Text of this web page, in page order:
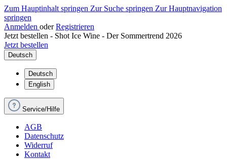
Zum Hauptinhalt springen Zur Suche springen Zur Hauptnavigation
springen
Anmelden oder Registrieren
Jetzt bestellen - Shot Ice Wine - Der Sommertrend 2026
Jetzt bestellen
Deutsch
Deutsch
English
Service/Hilfe
AGB
Datenschutz
Widerruf
Kontakt